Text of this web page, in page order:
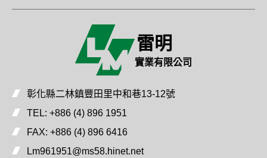
雷明
實業有限公司
彰化縣二林鎮豐田里中和巷13-12號
TEL: +886 (4) 896 1951
FAX: +886 (4) 896 6416
Lm961951@ms58.hinet.net